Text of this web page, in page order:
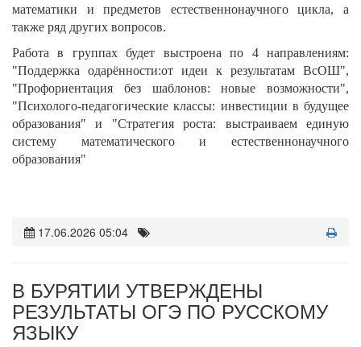
математики и предметов естественнонаучного цикла, а
также ряд других вопросов.
Работа в группах будет выстроена по 4 направлениям:
"Поддержка одарённости:от идеи к результатам ВсОШ",
"Профориентация без шаблонов: новые возможности",
"Психолого-педагогические классы: инвестиции в будущее
образования" и "Стратегия роста: выстраиваем единую
систему математического и естественнонаучного
образования"
17.06.2026 05:04
В БУРЯТИИ УТВЕРЖДЕНЫ
РЕЗУЛЬТАТЫ ОГЭ ПО РУССКОМУ
ЯЗЫКУ